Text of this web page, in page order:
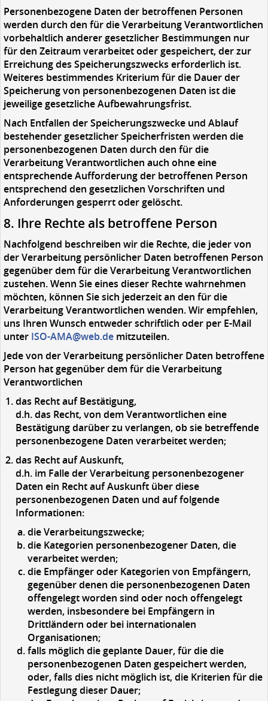
Personenbezogene Daten der betroffenen Personen
werden durch den für die Verarbeitung Verantwortlichen
vorbehaltlich anderer gesetzlicher Bestimmungen nur
für den Zeitraum verarbeitet oder gespeichert, der zur
Erreichung des Speicherungszwecks erforderlich ist.
Weiteres bestimmendes Kriterium für die Dauer der
Speicherung von personenbezogenen Daten ist die
jeweilige gesetzliche Aufbewahrungsfrist.
Nach Entfallen der Speicherungszwecke und Ablauf
bestehender gesetzlicher Speicherfristen werden die
personenbezogenen Daten durch den für die
Verarbeitung Verantwortlichen auch ohne eine
entsprechende Aufforderung der betroffenen Person
entsprechend den gesetzlichen Vorschriften und
Anforderungen gesperrt oder gelöscht.
8. Ihre Rechte als betroffene Person
Nachfolgend beschreiben wir die Rechte, die jeder von
der Verarbeitung persönlicher Daten betroffenen Person
gegenüber dem für die Verarbeitung Verantwortlichen
zustehen. Wenn Sie eines dieser Rechte wahrnehmen
möchten, können Sie sich jederzeit an den für die
Verarbeitung Verantwortlichen wenden. Wir empfehlen,
uns Ihren Wunsch entweder schriftlich oder per E-Mail
unter ISO-AMA@web.de mitzuteilen.
Jede von der Verarbeitung persönlicher Daten betroffene
Person hat gegenüber dem für die Verarbeitung
Verantwortlichen
das Recht auf Bestätigung,
d.h. das Recht, von dem Verantwortlichen eine
Bestätigung darüber zu verlangen, ob sie betreffende
personenbezogene Daten verarbeitet werden;
das Recht auf Auskunft,
d.h. im Falle der Verarbeitung personenbezogener
Daten ein Recht auf Auskunft über diese
personenbezogenen Daten und auf folgende
Informationen:
die Verarbeitungszwecke;
die Kategorien personenbezogener Daten, die
verarbeitet werden;
die Empfänger oder Kategorien von Empfängern,
gegenüber denen die personenbezogenen Daten
offengelegt worden sind oder noch offengelegt
werden, insbesondere bei Empfängern in
Drittländern oder bei internationalen
Organisationen;
falls möglich die geplante Dauer, für die die
personenbezogenen Daten gespeichert werden,
oder, falls dies nicht möglich ist, die Kriterien für die
Festlegung dieser Dauer;